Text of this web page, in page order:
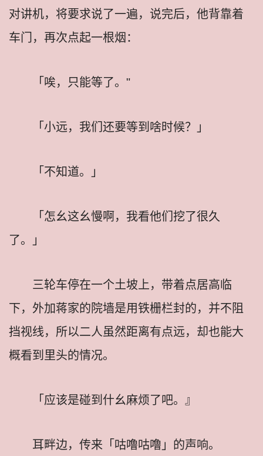
对讲机，将要求说了一遍，说完后，他背靠着
车门，再次点起一根烟：
「唉，只能等了。"
「小远，我们还要等到啥时候？」
「不知道。」
「怎幺这幺慢啊，我看他们挖了很久
了。」
三轮车停在一个土坡上，带着点居高临
下，外加蒋家的院墙是用铁栅栏封的，并不阻
挡视线，所以二人虽然距离有点远，却也能大
概看到里头的情况。
「应该是碰到什幺麻烦了吧。』
耳畔边，传来「咕噜咕噜」的声响。